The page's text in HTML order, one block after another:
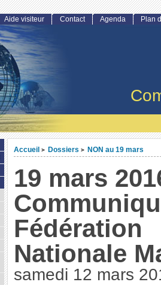
Accueil > Dossiers > NON au 19 mars
19 mars
Fédération
Nationale
samedi 12 mars
Aide visiteur Contact Agenda Plan